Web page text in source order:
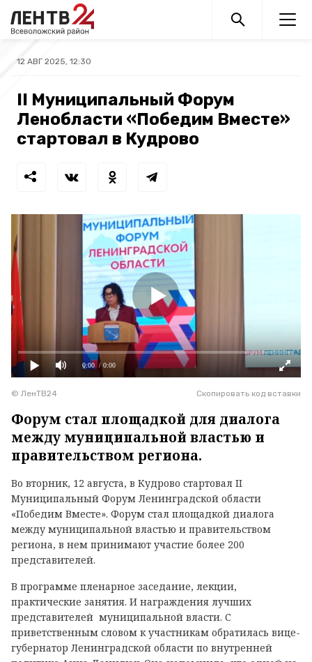
12 АВГ 2025, 12:30
II Муниципальный Форум
Ленобласти «Победим Вместе»
стартовал в Кудрово
0:00 / 0:00
Скопировать код вставки
© ЛенТВ24
Форум стал площадкой для диалога
между муниципальной властью и
правительством региона.
Во вторник, 12 августа, в Кудрово стартовал II
Муниципальный Форум Ленинградской области
«Победим Вместе». Форум стал площадкой диалога
между муниципальной властью и правительством
региона, в нем принимают участие более 200
представителей.
В программе пленарное заседание, лекции,
практические занятия. И награждения лучших
представителей муниципальной власти. С
приветственным словом к участникам обратилась вице-
губернатор Ленинградской области по внутренней